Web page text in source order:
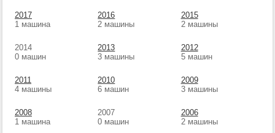
2017
1 машина
2016
2 машины
2015
2 машины
2014
0 машин
2013
3 машины
2012
5 машин
2011
4 машины
2010
6 машин
2009
3 машины
2008
1 машина
2007
0 машин
2006
2 машины